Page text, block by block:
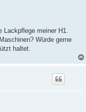
Lackpflege meiner H1.
Würde gerne
haltet.